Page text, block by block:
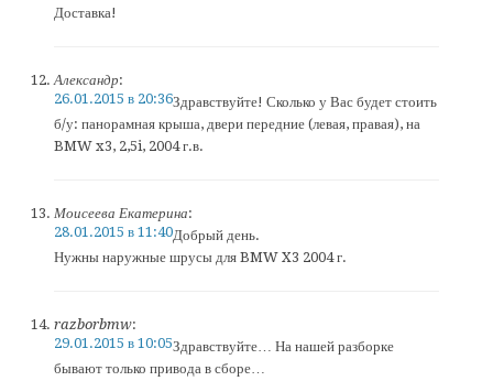
Доставка!
Александр:
26.01.2015 в 20:36Здравствуйте! Сколько у Вас будет стоить
б/у: панорамная крыша, двери передние (левая, правая), на
BMW x3, 2,5i, 2004 г.в.
Моисеева Екатерина:
28.01.2015 в 11:40Добрый день.
Нужны наружные шрусы для BMW X3 2004 г.
razborbmw:
29.01.2015 в 10:05Здравствуйте… На нашей разборке
бывают только привода в сборе…